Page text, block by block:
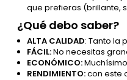
que prefieras (brillante,
¿Qué debo saber?
ALTA CALIDAD: Tanto la
FÁCIL:No necesitas
ECONÓMICO:
RENDIMIENTO:con este